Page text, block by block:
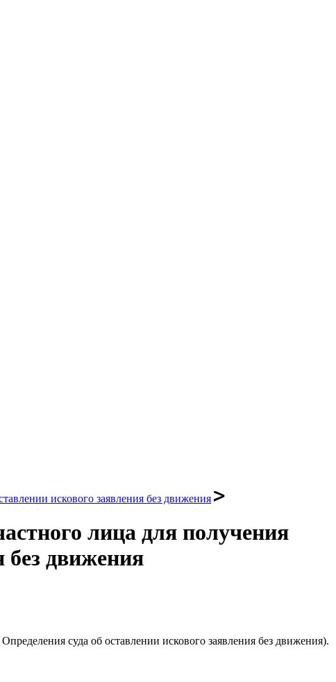
искового заявления без движения
лица для получения
без движения
суда об оставлении искового заявления без движения).